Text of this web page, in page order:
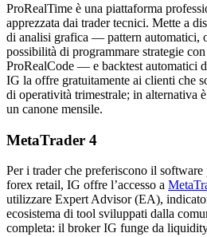
ProRealTime è una piattaforma
apprezzata dai trader tecnici. Mette a
di analisi grafica — pattern automatici,
possibilità di programmare strategie
ProRealCode — e backtest automatici
IG la offre gratuitamente ai clienti che
di operatività trimestrale; in alternativa
un canone mensile.
MetaTrader 4
Per i trader che preferiscono il
forex retail, IG offre l’accesso a
utilizzare Expert Advisor (EA),
ecosistema di tool sviluppati dalla
completa: il broker IG funge da